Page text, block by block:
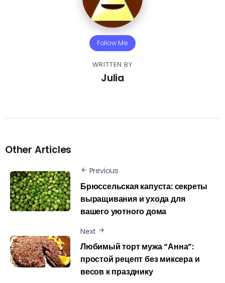
Follow Me
WRITTEN BY
Julia
Other Articles
Previous
Брюссельская капуста: секреты
выращивания и ухода для
вашего уютного дома
Next
Любимый торт мужа “Анна”:
простой рецепт без миксера и
весов к празднику